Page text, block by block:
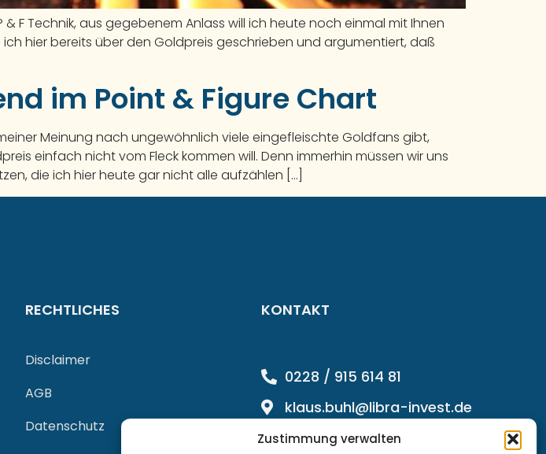
Zustimmung verwalten
F Technik, aus gegebenem Anlass will ich heute noch einmal mit Ihnen
hier bereits über den Goldpreis geschrieben und argumentiert, daß
im Point & Figure Chart
Meinung nach ungewöhnlich viele eingefleischte Goldfans gibt,
einfach nicht vom Fleck kommen will. Denn immerhin müssen wir uns
die ich hier heute gar nicht alle aufzählen […]
RECHTLICHES
Disclaimer
AGB
Datenschutz
KONTAKT
0228 / 915 614 81
klaus.buhl@libra-invest.de